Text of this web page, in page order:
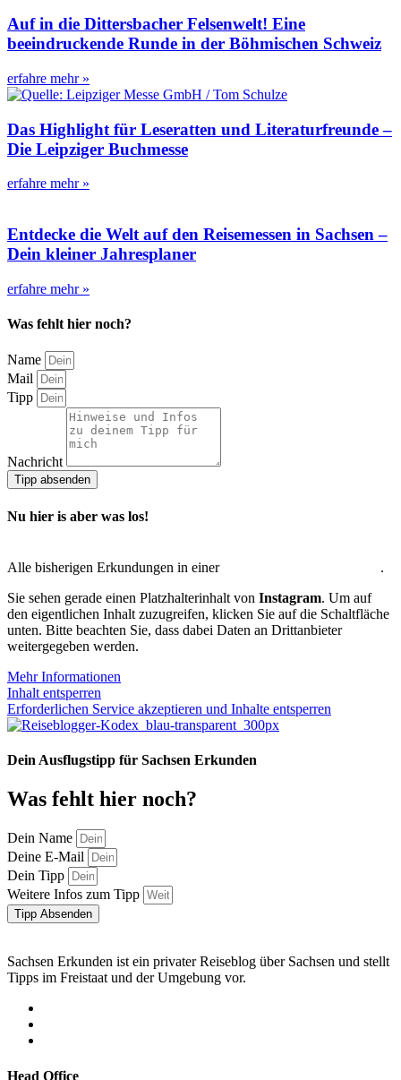
Auf in die Dittersbacher Felsenwelt! Eine
beeindruckende Runde in der Böhmischen Schweiz
erfahre mehr »
Das Highlight für Leseratten und Literaturfreunde –
Die Leipziger Buchmesse
erfahre mehr »
Entdecke die Welt auf den Reisemessen in Sachsen –
Dein kleiner Jahresplaner
erfahre mehr »
Was fehlt hier noch?
Name
Mail
Tipp
Nachricht
Tipp absenden
Nu hier is aber was los!
Alle bisherigen Erkundungen in einer
.
Sie sehen gerade einen Platzhalterinhalt von Instagram. Um auf
den eigentlichen Inhalt zuzugreifen, klicken Sie auf die Schaltfläche
unten. Bitte beachten Sie, dass dabei Daten an Drittanbieter
weitergegeben werden.
Mehr Informationen
Inhalt entsperren
Erforderlichen Service akzeptieren und Inhalte entsperren
Dein Ausflugstipp für Sachsen Erkunden
Was fehlt hier noch?
Dein Name
Deine E-Mail
Dein Tipp
Weitere Infos zum Tipp
Tipp Absenden
Sachsen Erkunden ist ein privater Reiseblog über Sachsen und stellt
Tipps im Freistaat und der Umgebung vor.
Head Office